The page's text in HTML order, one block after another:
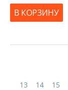
В КОРЗИНУ
13 14 15